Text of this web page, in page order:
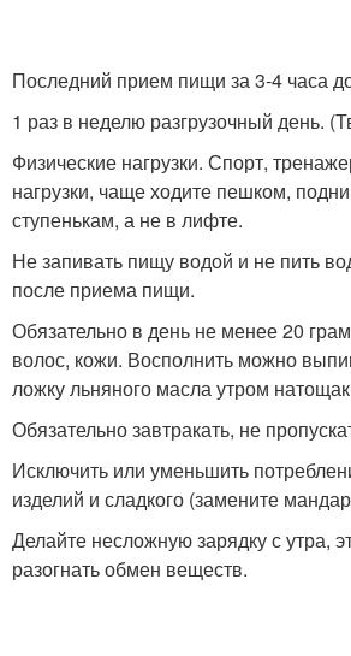
Последний прием пищи за 3-4 часа
1 раз в неделю разгрузочный день.
Физические нагрузки. Спорт,
нагрузки, чаще ходите пешком,
ступенькам, а не в лифте.
Не запивать пищу водой и не пить
после приема пищи.
Обязательно в день не менее 20
волос, кожи. Восполнить можно
ложку льняного масла утром
Обязательно завтракать, не
Исключить или уменьшить
изделий и сладкого (замените
Делайте несложную зарядку с утра,
разогнать обмен веществ.